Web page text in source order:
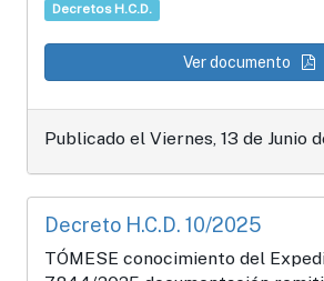
Decretos H.C.D.
Ver documento
Publicado el Viernes, 13 de Junio
Decreto H.C.D. 10/2025
TÓMESE conocimiento del